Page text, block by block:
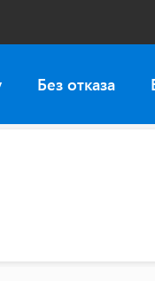
Без отказа